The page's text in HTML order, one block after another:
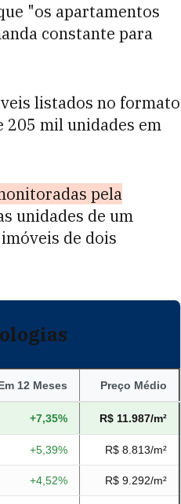
"os apartamentos
constante para
listados no formato
205 mil unidades em
pela
unidades de um
de dois
12 Meses Preço Médio
+7,35% R$ 11.987/m²
+5,39% R$ 8.813/m²
+4,52% R$ 9.292/m²